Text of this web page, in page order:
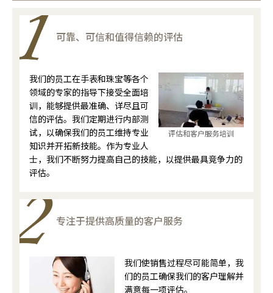
可靠、可信和值得信赖的评估
评估和客户服务培训
我们的员工在手表和珠宝等各个
领域的专家的指导下接受全面培
训，能够提供最准确、详尽且可
信的评估。我们定期进行内部测
试，以确保我们的员工维持专业
知识并开拓新技能。作为专业人
士，我们不断努力提高自己的技能，以提供最具竞争力的
评估。
专注于提供高质量的客户服务
我们使销售过程尽可能简单，我
们的员工确保我们的客户理解并
满意每一项评估。